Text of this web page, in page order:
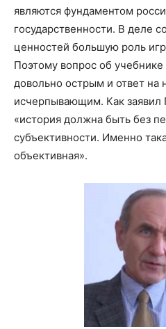
являются фундаментом
государственности. В деле
ценностей большую роль
Поэтому вопрос об
довольно острым и ответ на
исчерпывающим. Как заявил
«история должна быть без
субъективности. Именно
объективная».